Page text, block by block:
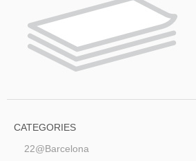
CATEGORIES
22@Barcelona